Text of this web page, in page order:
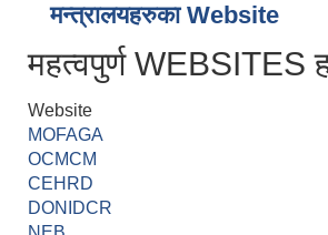
मन्त्रालयहरुका Website
महत्वपुर्ण WEBSITES
Website
MOFAGA
OCMCM
CEHRD
DONIDCR